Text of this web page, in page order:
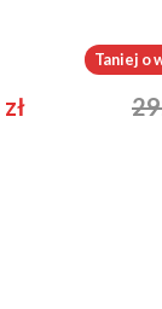
zł
Taniej o